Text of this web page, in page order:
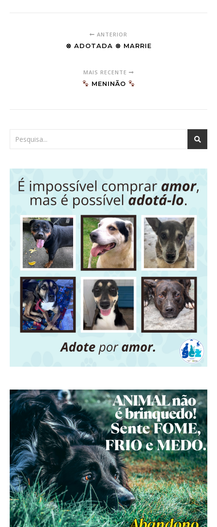
ANTERIOR
⊗ ADOTADA ⊗ MARRIE
MAIS RECENTE
MENINÃO